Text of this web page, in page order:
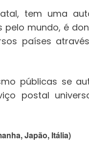
tem uma
mundo, é
países
públicas se
postal
Japão, Itália)